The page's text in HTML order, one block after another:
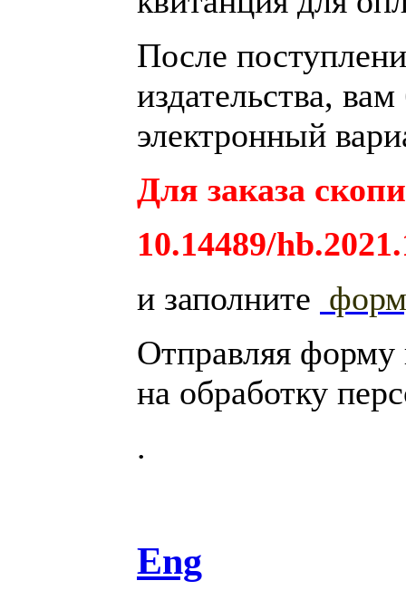
После
издательства,
электронный
Для заказа
10.14489/
и заполните
Отправляя
на обработку
.
Eng